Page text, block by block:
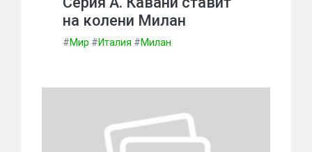
на колени Милан
#Мир #Италия #Милан